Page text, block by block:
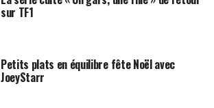
sur TF1
Petits plats en équilibre fête Noël avec
JoeyStarr